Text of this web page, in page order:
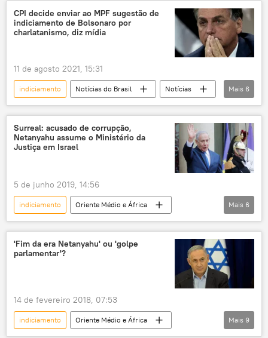
Notícias do Brasil
Notícias
COVID-19
CPI da Covid
governo Bolsonaro
Eduardo Bolsonaro
Senado Federal
Humberto Costa
crime
crime
crimes
René Preval
genocídio
CPI decide enviar ao MPF sugestão de
indiciamento de Bolsonaro por
charlatanismo, diz mídia
11 de agosto 2021, 15:31
indiciamento Notícias do Brasil
Notícias
CPI da Covid
medicamento
COVID-19
coluna
Coronavírus no Brasil em meados de agosto de 2021
Mais 6
Surreal: acusado de corrupção,
Netanyahu assume o Ministério da
Justiça em Israel
5 de junho 2019, 14:56
indiciamento
Oriente Médio e África
Mundo
Notícias
Israel
Benjamin Netanyahu
corrupção
justiça
Mais 6
'Fim da era Netanyahu' ou 'golpe
parlamentar'?
14 de fevereiro 2018, 07:53
indiciamento
Oriente Médio e África
Mais 9